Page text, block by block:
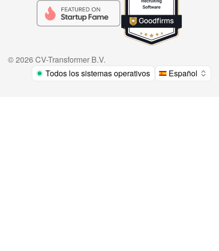
©2026 CV-Transformer B.V.
Todos los sistemas operativos
Español